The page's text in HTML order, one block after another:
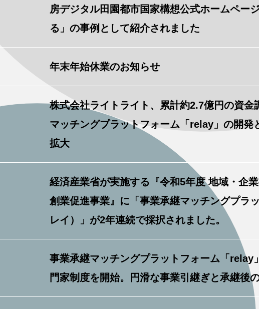
房デジタル田園都市国家構想公式ホームペー
る」の事例として紹介されました
年末年始休業のお知らせ
株式会社ライトライト、累計約2.7億円の資金
マッチングプラットフォーム「relay」の開発
拡大
経済産業省が実施する『令和5年度 地域・企
創業促進事業』に「事業承継マッチングプラ
レイ）」が2年連続で採択されました。
事業承継マッチングプラットフォーム「relay
門家制度を開始。円滑な事業引継ぎと承継後